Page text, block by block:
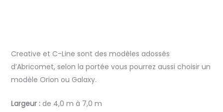
Creative et C-Line sont des modèles adossés
d’Abricomet, selon la portée vous pourrez aussi choisir un
modèle Orion ou Galaxy.
Largeur :de 4,0 m à 7,0 m